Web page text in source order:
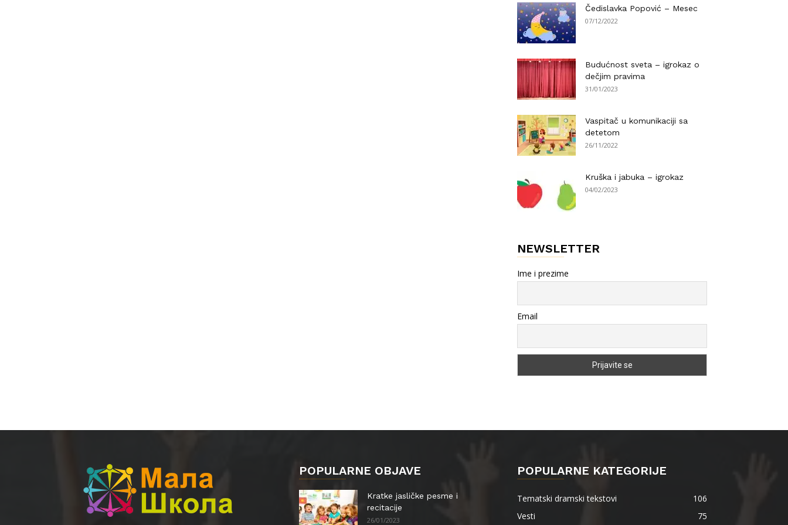
Čedislavka Popović – Mesec
07/12/2022
Budućnost sveta – igrokaz o
dečjim pravima
31/01/2023
Vaspitač u komunikaciji sa
detetom
26/11/2022
Kruška i jabuka – igrokaz
04/02/2023
NEWSLETTER
Ime i prezime
Email
POPULARNE OBJAVE
Kratke jasličke pesme i
recitacije
26/01/2023
POPULARNE KATEGORIJE
Tematski dramski tekstovi
106
Vesti
75